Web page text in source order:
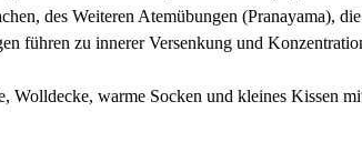
des Weiteren Atemübungen (Pranayama),
führen zu innerer Versenkung und
Wolldecke, warme Socken und kleines Kissen